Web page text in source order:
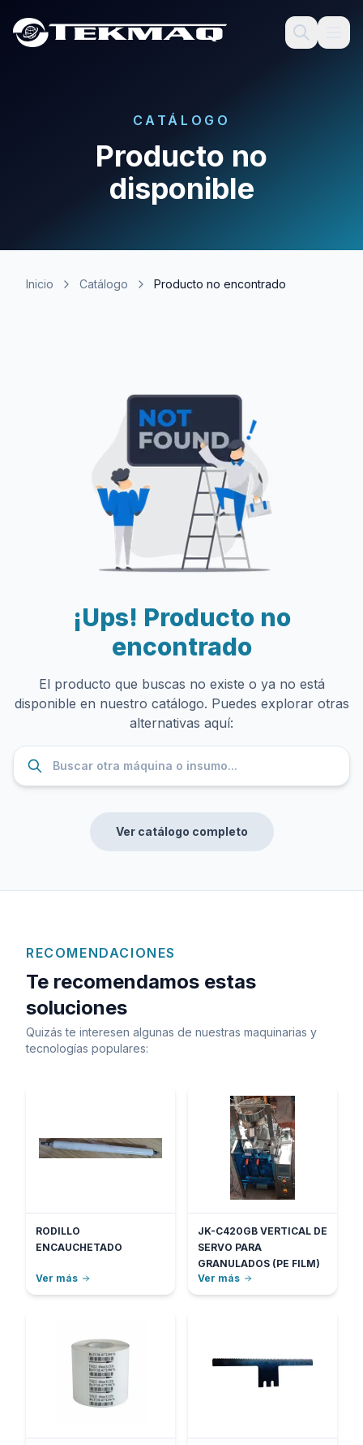
CATÁLOGO
Producto no
disponible
Inicio Catálogo Producto no encontrado
¡Ups! Producto no
encontrado
El producto que buscas no existe o ya no está
disponible en nuestro catálogo. Puedes explorar otras
alternativas aquí:
Ver catálogo completo
RECOMENDACIONES
Te recomendamos estas
soluciones
Quizás te interesen algunas de nuestras maquinarias y
tecnologías populares:
RODILLO
ENCAUCHETADO
Ver más
JK-C420GB VERTICAL DE
SERVO PARA
GRANULADOS (PE FILM)
Ver más